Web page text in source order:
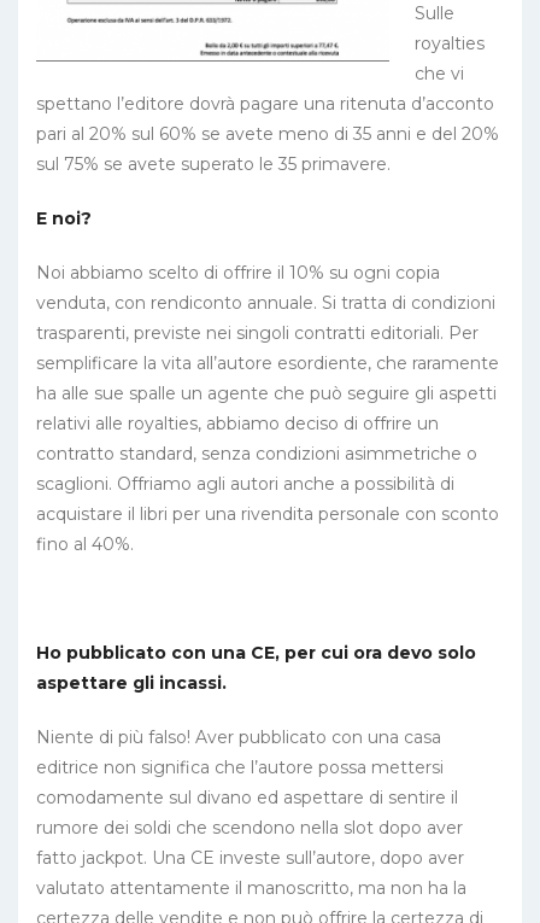
Sulle
royalties
che vi
spettano l’editore dovrà pagare una ritenuta d’acconto
pari al 20% sul 60% se avete meno di 35 anni e del 20%
sul 75% se avete superato le 35 primavere.
E noi?
Noi abbiamo scelto di offrire il 10% su ogni copia
venduta, con rendiconto annuale. Si tratta di condizioni
trasparenti, previste nei singoli contratti editoriali. Per
semplificare la vita all’autore esordiente, che raramente
ha alle sue spalle un agente che può seguire gli aspetti
relativi alle royalties, abbiamo deciso di offrire un
contratto standard, senza condizioni asimmetriche o
scaglioni. Offriamo agli autori anche a possibilità di
acquistare il libri per una rivendita personale con sconto
fino al 40%.
Ho pubblicato con una CE, per cui ora devo solo
aspettare gli incassi.
Niente di più falso! Aver pubblicato con una casa
editrice non significa che l’autore possa mettersi
comodamente sul divano ed aspettare di sentire il
rumore dei soldi che scendono nella slot dopo aver
fatto jackpot. Una CE investe sull’autore, dopo aver
valutato attentamente il manoscritto, ma non ha la
certezza delle vendite e non può offrire la certezza di